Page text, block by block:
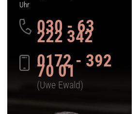
Uhr
030 - 63
222 342
0172 - 392
70 01
(Uwe Ewald)